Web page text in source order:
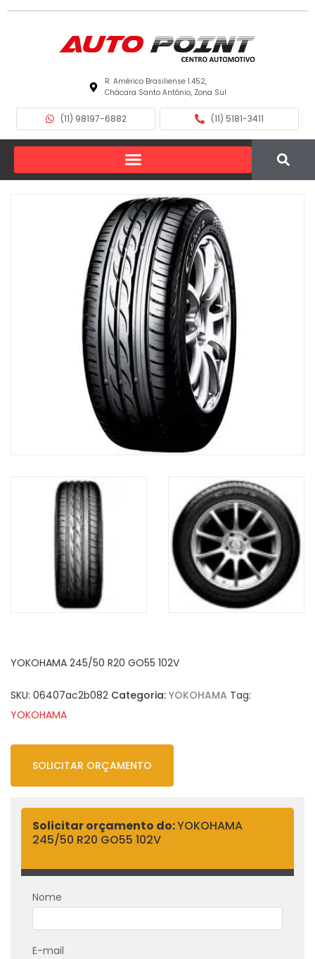
R. Américo Brasiliense 1.452,
Chácara Santo Antônio, Zona Sul
(11) 98197-6882 (11) 5181-3411
YOKOHAMA 245/50 R20 GO55 102V
SKU: 06407ac2b082 Categoria: YOKOHAMA Tag:
YOKOHAMA
SOLICITAR ORÇAMENTO
Solicitar orçamento do:YOKOHAMA
245/50 R20 GO55 102V
Nome
E-mail